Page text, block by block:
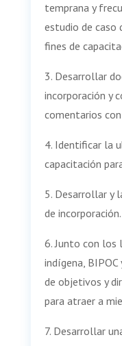
temprana y
estudio de caso
fines de
3. Desarrollar
incorporación y
comentarios
4. Identificar la
capacitación
5. Desarrollar y
de incorporación.
6. Junto con los
indígena,
de objetivos y
para atraer a
7. Desarrollar